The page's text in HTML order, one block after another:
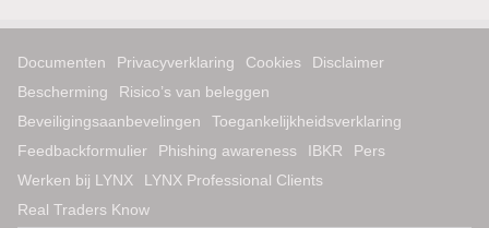
Documenten Privacyverklaring Cookies
Disclaimer
Bescherming
Risico’s van beleggen
Beveiligingsaanbevelingen
Toegankelijkheidsverklaring
Feedbackformulier
Phishing awareness IBKR
Pers
Werken bij LYNX
LYNX Professional Clients
Real Traders Know